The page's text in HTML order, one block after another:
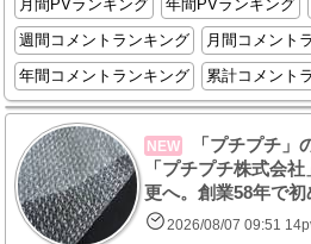
月間PVランキング
年間PVランキング
週間コメントランキング
月間コメント
年間コメントランキング
累計コメント
NEW
「プチプチ」
「プチプチ株式会
更へ。創業58年で初
2026/08/07 09:51